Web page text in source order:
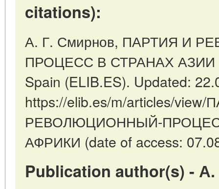
citations):
А. Г. Смирнов, ПАРТИЯ И
ПРОЦЕСС В СТРАНАХ АЗИИ
Spain (ELIB.ES). Updated:
https://elib.es/m/articles/
РЕВОЛЮЦИОННЫЙ-
АФРИКИ (date of access:
Publication author(s) -